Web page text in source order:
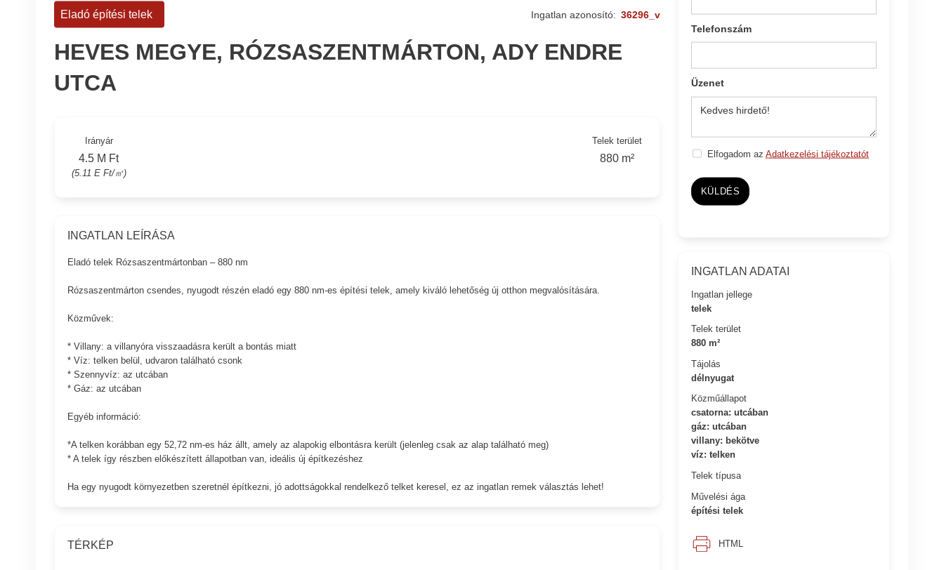
Telefonszám
Üzenet
Elfogadom az Adatkezelési tájékoztatót
KÜLDÉS
INGATLAN ADATAI
Ingatlan jellege
telek
Telek terület
880 m²
Tájolás
délnyugat
Közműállapot
csatorna: utcában
gáz: utcában
villany: bekötve
víz: telken
Telek típusa
Művelési ága
építési telek
HTML
Eladó építési telek Ingatlan azonosító: 36296_v
HEVES MEGYE, RÓZSASZENTMÁRTON, ADY ENDRE
UTCA
Irányár
4.5 M Ft
(5.11 E Ft/㎡)
Telek terület
880 m²
INGATLAN LEÍRÁSA
Eladó telek Rózsaszentmártonban – 880 nm
Rózsaszentmárton csendes, nyugodt részén eladó egy 880 nm-es építési telek, amely kiváló lehetőség új otthon megvalósítására.
Közművek:
* Villany: a villanyóra visszaadásra került a bontás miatt
* Víz: telken belül, udvaron található csonk
* Szennyvíz: az utcában
* Gáz: az utcában
Egyéb információ:
*A telken korábban egy 52,72 nm-es ház állt, amely az alapokig elbontásra került (jelenleg csak az alap található meg)
* A telek így részben előkészített állapotban van, ideális új építkezéshez
Ha egy nyugodt környezetben szeretnél építkezni, jó adottságokkal rendelkező telket keresel, ez az ingatlan remek választás lehet!
TÉRKÉP